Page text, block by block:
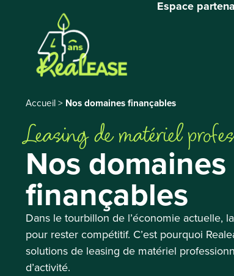
Espace
Accueil> Nos domaines finançables
Leasing de matériel
Nos domaines
finançables
Dans le tourbillon de l’économie actuelle,
pour rester compétitif. C’est pourquoi
solutions de leasing de matériel
d’activité.